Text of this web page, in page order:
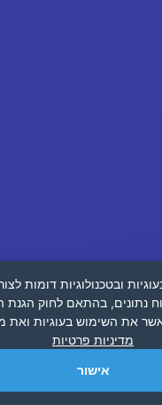
ובטכנולוגיות דומות
נתונים, בהתאם לחוק
את השימוש בעוגיות ואת
מדיניות פרטיות
אישור